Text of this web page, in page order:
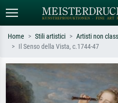
Cerca per artista, titolo o stile – es.
Monet, Notte stellata,
Impressionismo, onda di Hokusai,
nudo.
Home Stili artistici Artisti non
Il Senso della Vista, c.1744-47